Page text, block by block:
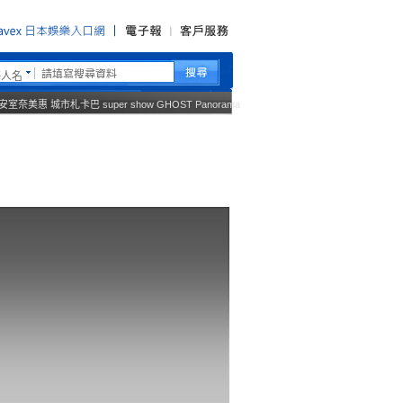
名
室奈美惠 城市札卡巴 super show GHOST Panorama